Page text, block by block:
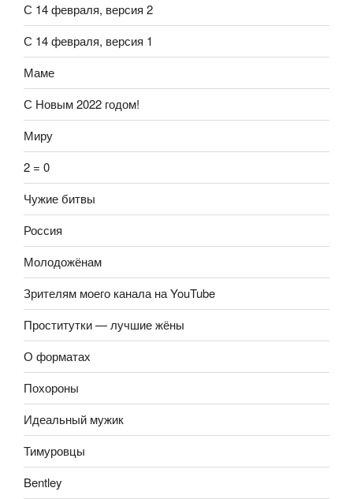
С 14 февраля, версия 2
С 14 февраля, версия 1
Маме
С Новым 2022 годом!
Миру
2 = 0
Чужие битвы
Россия
Молодожёнам
Зрителям моего канала на YouTube
Проститутки — лучшие жёны
О форматах
Похороны
Идеальный мужик
Тимуровцы
Bentley